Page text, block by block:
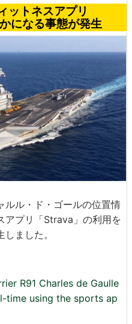
ットネスアプリ
になる事態が発生
ルル・ド・ゴールの位置情
アプリ「Strava」の利用を
ました。
R91 Charles de Gaulle
time using the sports ap